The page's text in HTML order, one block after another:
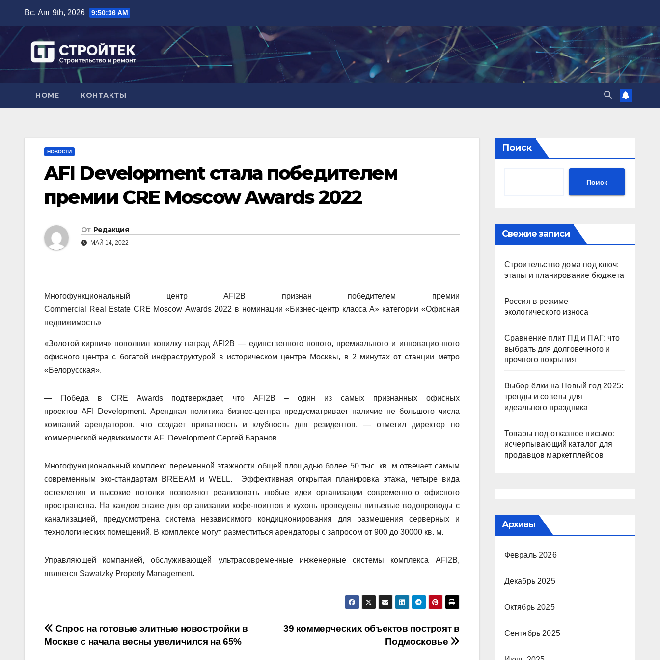
содержимому
Вс. Авг 9th, 2026 9:50:37 AM
HOME КОНТАКТЫ
НОВОСТИ
AFI Development стала победителем
премии CRE Moscow Awards 2022
От Редакция
МАЙ 14, 2022
Многофункциональный центр AFI2B признан победителем премии
Сommercial Real Estate CRE Moscow Awards2022 в номинации «Бизнес-центр класса А» категории «Офисная
недвижимость»
«Золотой кирпич» пополнил копилку наград AFI2B — единственного нового, премиального и инновационного
офисного центра с богатой инфраструктурой в историческом центре Москвы, в 2 минутах от станции метро
«Белорусская».
— Победа в CRE Awards подтверждает, что AFI2B – один из самых признанных офисных
проектов AFI Development. Арендная политика бизнес-центра предусматривает наличие не большого числа
компаний арендаторов, что создает приватность и клубность для резидентов, — отметил директор по
коммерческой недвижимости AFI DevelopmentСергей Баранов.
Многофункциональный комплекс переменной этажности общей площадью более 50 тыс. кв. м отвечает самым
современным эко-стандартам BREEAM и WELL. Эффективная открытая планировка этажа, четыре вида
остекления и высокие потолки позволяют реализовать любые идеи организации современного офисного
пространства. На каждом этаже для организации кофе-поинтов и кухонь проведены питьевые водопроводы с
канализацией, предусмотрена система независимого кондиционирования для размещения серверных и
технологических помещений. В комплексе могут разместиться арендаторы с запросом от 900 до 30000 кв. м.
Управляющей компанией, обслуживающей ультрасовременные инженерные системы комплекса AFI2B,
является Sawatzky Property Management.
Навигация
39 коммерческих объектов построят в
Подмосковье
Спрос на готовые элитные новостройки в
Москве с начала весны увеличился на 65%
Поиск
Поиск
Свежие записи
Строительство дома под ключ:
этапы и планирование бюджета
Россия в режиме
экологического износа
Сравнение плит ПД и ПАГ: что
выбрать для долговечного и
прочного покрытия
Выбор ёлки на Новый год 2025:
тренды и советы для
идеального праздника
Товары под отказное письмо:
исчерпывающий каталог для
продавцов маркетплейсов
Архивы
Февраль 2026
Декабрь 2025
Октябрь 2025
Сентябрь 2025